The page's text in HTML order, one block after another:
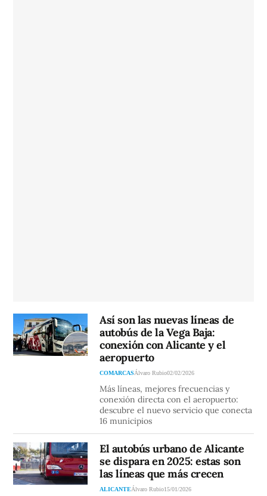
Así son las nuevas líneas de
autobús de la Vega Baja:
conexión con Alicante y el
aeropuerto
COMARCASÁlvaro Rubio02/02/2026
Más líneas, mejores frecuencias y
conexión directa con el aeropuerto:
descubre el nuevo servicio que conecta
16 municipios
El autobús urbano de Alicante
se dispara en 2025: estas son
las líneas que más crecen
ALICANTEÁlvaro Rubio15/01/2026